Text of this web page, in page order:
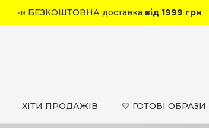
📣 БЕЗКОШТОВНА доставка від 1999 грн
ХІТИ ПРОДАЖІВ 💛 ГОТОВІ ОБРАЗИ